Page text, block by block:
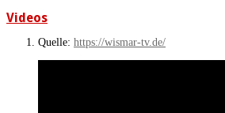
Videos
Quelle: https://wismar-tv.de/